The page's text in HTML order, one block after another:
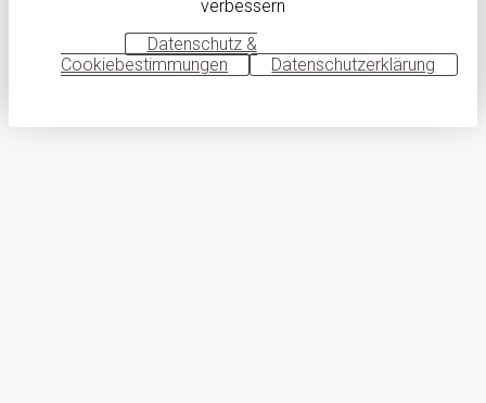
verbessern
Datenschutz &
Cookiebestimmungen
Datenschutzerklärung